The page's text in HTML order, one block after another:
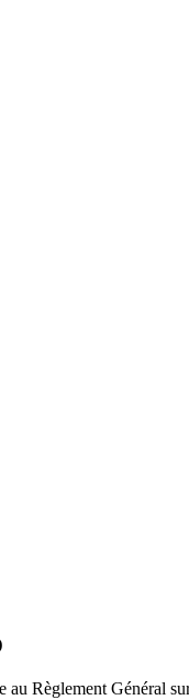
au Règlement Général